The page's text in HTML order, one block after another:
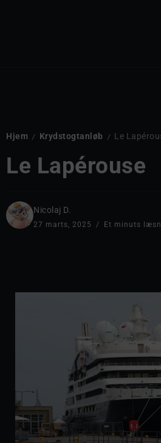
Hjem / Krydstogtanløb / Le
Le Lapérouse
Nicolaj D.
27 marts, 2025 Et minuts